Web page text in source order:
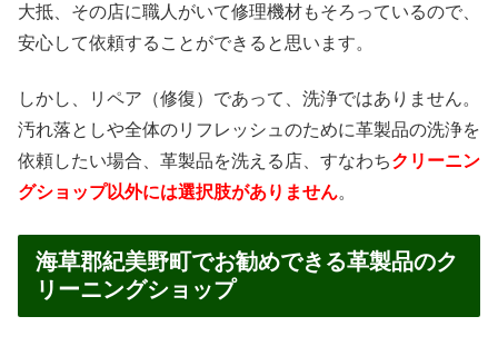
大抵、その店に職人がいて修理機材もそろっているので、
安心して依頼することができると思います。
しかし、リペア（修復）であって、洗浄ではありません。
汚れ落としや全体のリフレッシュのために革製品の洗浄を
依頼したい場合、革製品を洗える店、すなわちクリーニン
グショップ以外には選択肢がありません。
海草郡紀美野町でお勧めできる革製品のク
リーニングショップ